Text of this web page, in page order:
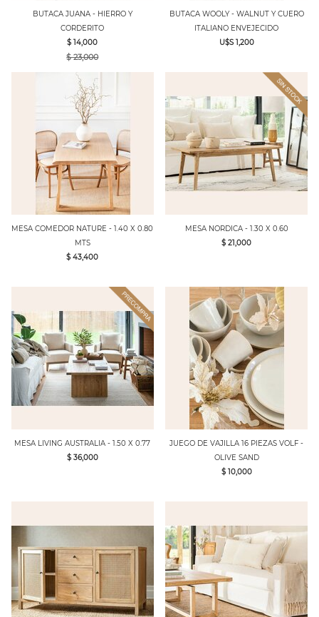
BUTACA JUANA - HIERRO Y
CORDERITO
$ 14,000
$ 23,000
BUTACA WOOLY - WALNUT Y CUERO
ITALIANO ENVEJECIDO
U$S 1,200
MESA COMEDOR NATURE - 1.40 X 0.80
MTS
$ 43,400
MESA NORDICA - 1.30 X 0.60
$ 21,000
MESA LIVING AUSTRALIA - 1.50 X 0.77
$ 36,000
JUEGO DE VAJILLA 16 PIEZAS VOLF -
OLIVE SAND
$ 10,000